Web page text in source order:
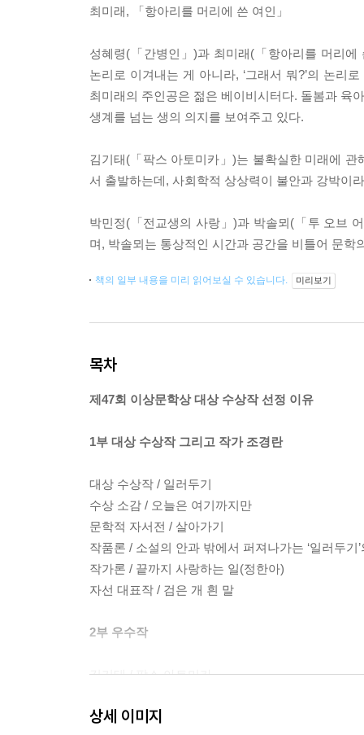
최미래, 「항아리를 머리에 쓴 여인」
성혜령(「간병인」)과 최미래(「항아리를 머리에
논리로 이겨내는 게 아니라, ‘그래서 뭐?’의 논리
최미래의 주인공은 젊은 베이비시터다. 돌봄과 육
생계를 넘는 생의 의지를 보여주고 있다.
김기태(「팍스 아토미카」)는 불확실한 미래에
서 출발하는데, 사회학적 상상력이 불안과 강박이
박민정(「전교생의 사랑」)과 박솔뫼(「투 오브
며, 박솔뫼는 통상적인 시간과 공간을 비틀어 문학
책의 일부 내용을 미리 읽어보실 수 있습니다. 미리보기
목차
제47회 이상문학상 대상 수상작 선정 이유
1부 대상 수상작 그리고 작가 조경란
대상 수상작 / 일러두기
수상 소감 / 오늘은 여기까지만
문학적 자서전 / 살아가기
작품론 / 소설의 안과 밖에서 퍼져나가는 ‘일러두기
작가론 / 끝까지 사랑하는 일(정한아)
자선 대표작 / 검은 개 흰 말
2부 우수작
김기태 / 팍스 아토미카
박솔뫼 / 투 오브 어스
상세 이미지